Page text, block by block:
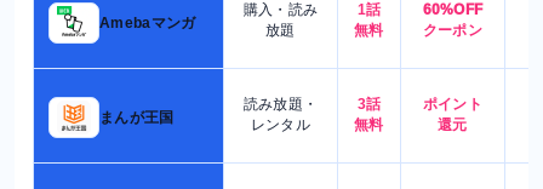
Amebaマンガ
購入・読み
放題
1話
無料
60%OFF
クーポン
まんが王国
読み放題・
レンタル
3話
無料
ポイント
還元